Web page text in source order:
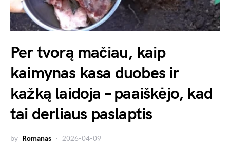
Per tvorą mačiau, kaip
kaimynas kasa duobes ir
kažką laidoja – paaiškėjo, kad
tai derliaus paslaptis
by Romanas 2026-04-09